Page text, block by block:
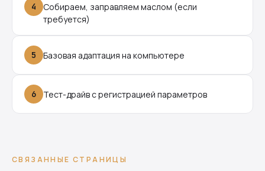
4
Собираем, заправляем маслом (если
требуется)
5 Базовая адаптация на компьютере
6 Тест-драйв с регистрацией параметров
СВЯЗАННЫЕ СТРАНИЦЫ